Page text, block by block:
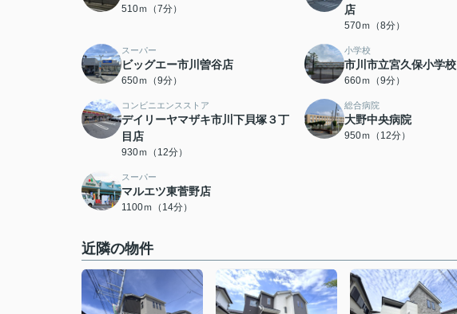
510ｍ（7分）
店
570ｍ（8分）
スーパー
ビッグエー市川曽谷店
650ｍ（9分）
小学校
市川市立宮久保小学校
660ｍ（9分）
コンビニエンスストア
デイリーヤマザキ市川下貝塚３丁
目店
930ｍ（12分）
総合病院
大野中央病院
950ｍ（12分）
スーパー
マルエツ東菅野店
1100ｍ（14分）
近隣の物件